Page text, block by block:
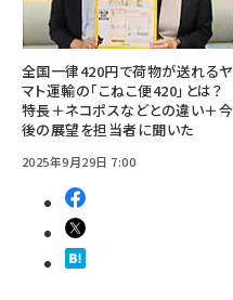
全国一律420円で荷物が送れるヤ
マト運輸の「こねこ便420」とは？
特長＋ネコポスなどとの違い＋今
後の展望を担当者に聞いた
2025年9月29日 7:00